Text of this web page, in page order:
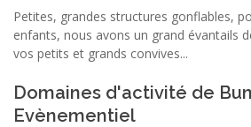
Petites, grandes structures gonflables,
enfants, nous avons un grand évantails
vos petits et grands convives...
Domaines d'activité de
Evènementiel